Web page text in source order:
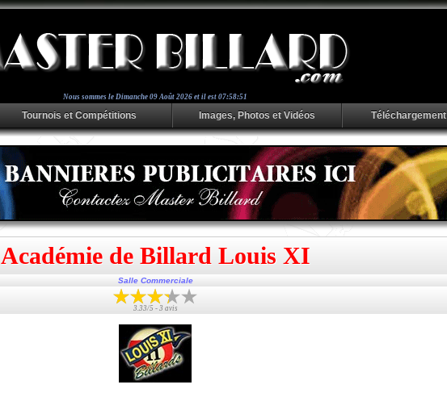
Nous sommes le Dimanche 09 Août 2026 et il est 07:58:51
Tournois et Compétitions Images, Photos et Vidéos Téléchargement
Académie de Billard Louis XI
Salle Commerciale
3.33/5 - 3 avis